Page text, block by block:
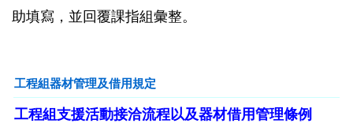
助填寫，並回覆課指組彙整。
工程組器材管理及借用規定
工程組支援活動接洽流程以及器材借用管理條例